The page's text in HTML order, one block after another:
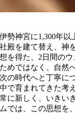
勢神宮に1,300年以
殿を建て替え、神
を得た、2日間のウ
めではなく、自然
の時代へと丁寧に
で育まれてきた考
に新しく、いきい
では、この思想を